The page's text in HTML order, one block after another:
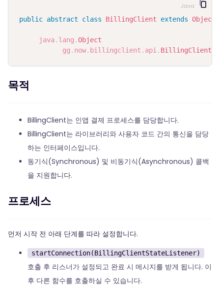
public abstract class BillingClient extends Object
java. lang .Object
gg . now. billingclient . api . BillingClient
Java
목적
BillingClient는 인앱 결제 프로세스를 담당합니다.
BillingClient는 라이브러리와 사용자 코드 간의 통신을 담당
하는 인터페이스입니다.
동기식(Synchronous) 및 비동기식(Asynchronous) 콜백
을 지원합니다.
프로세스
먼저 시작 전 아래 단계를 따라 설정합니다.
startConnection(BillingClientStateListener)
호출 후 리스너가 설정되고 완료 시 메시지를 받게 됩니다. 이
후 다른 함수를 호출하실 수 있습니다.